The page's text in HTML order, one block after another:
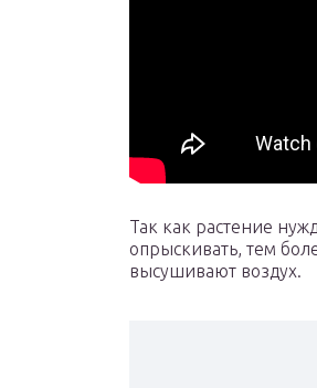
Так как растение
опрыскивать, тем
высушивают воздух.